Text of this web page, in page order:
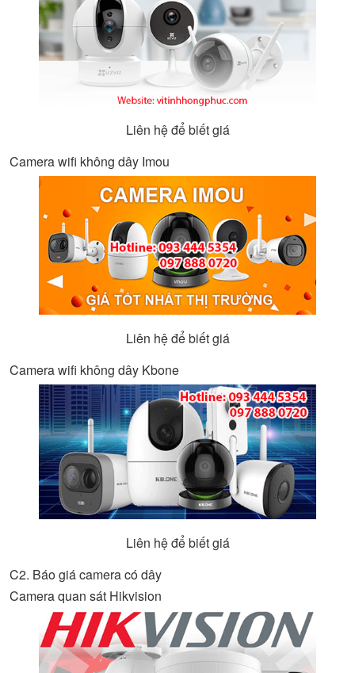
Liên hệ để biết giá
Camera wifi không dây Imou
Liên hệ để biết giá
Camera wifi không dây Kbone
Liên hệ để biết giá
C2. Báo giá camera có dây
Camera quan sát Hikvision